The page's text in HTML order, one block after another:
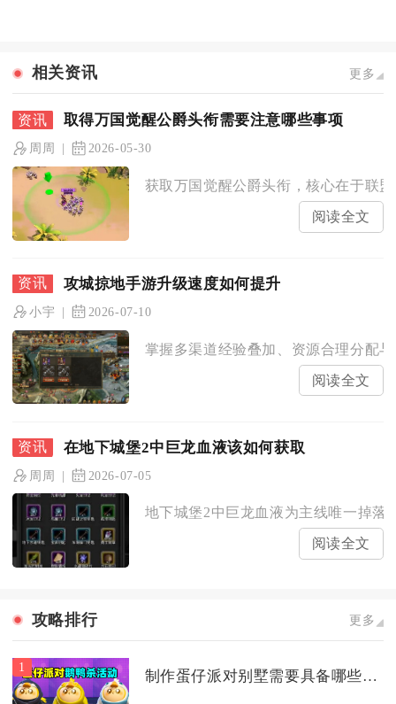
相关资讯 更多
取得万国觉醒公爵头衔需要注意哪些事项
周周 2026-05-30
获取万国觉醒公爵头衔，核心在于联
阅读全文
攻城掠地手游升级速度如何提升
小宇 2026-07-10
掌握多渠道经验叠加、资源合理分配
阅读全文
在地下城堡2中巨龙血液该如何获取
周周 2026-07-05
地下城堡2中巨龙血液为主线唯一掉落
阅读全文
攻略排行 更多
1
制作蛋仔派对别墅需要具备哪些基本技能